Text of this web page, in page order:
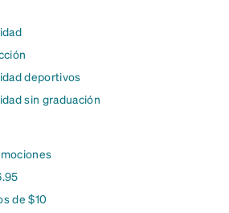
deportivos
sin graduación
de $10